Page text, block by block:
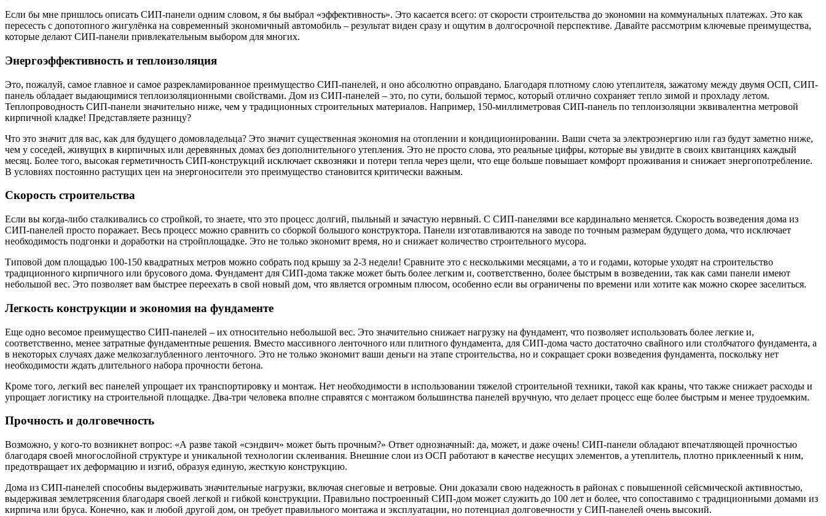
Если бы мне пришлось описать СИП-панели одним словом, я бы выбрал «эффективность». Это касается всего: от скорости строительства до экономии на коммунальных платежах. Это как
пересесть с допотопного жигулёнка на современный экономичный автомобиль – результат виден сразу и ощутим в долгосрочной перспективе. Давайте рассмотрим ключевые преимущества,
которые делают СИП-панели привлекательным выбором для многих.
Энергоэффективность и теплоизоляция
Это, пожалуй, самое главное и самое разрекламированное преимущество СИП-панелей, и оно абсолютно оправдано. Благодаря плотному слою утеплителя, зажатому между двумя ОСП, СИП-
панель обладает выдающимися теплоизоляционными свойствами. Дом из СИП-панелей – это, по сути, большой термос, который отлично сохраняет тепло зимой и прохладу летом.
Теплопроводность СИП-панели значительно ниже, чем у традиционных строительных материалов. Например, 150-миллиметровая СИП-панель по теплоизоляции эквивалентна метровой
кирпичной кладке! Представляете разницу?
Что это значит для вас, как для будущего домовладельца? Это значит существенная экономия на отоплении и кондиционировании. Ваши счета за электроэнергию или газ будут заметно ниже,
чем у соседей, живущих в кирпичных или деревянных домах без дополнительного утепления. Это не просто слова, это реальные цифры, которые вы увидите в своих квитанциях каждый
месяц. Более того, высокая герметичность СИП-конструкций исключает сквозняки и потери тепла через щели, что еще больше повышает комфорт проживания и снижает энергопотребление.
В условиях постоянно растущих цен на энергоносители это преимущество становится критически важным.
Скорость строительства
Если вы когда-либо сталкивались со стройкой, то знаете, что это процесс долгий, пыльный и зачастую нервный. С СИП-панелями все кардинально меняется. Скорость возведения дома из
СИП-панелей просто поражает. Весь процесс можно сравнить со сборкой большого конструктора. Панели изготавливаются на заводе по точным размерам будущего дома, что исключает
необходимость подгонки и доработки на стройплощадке. Это не только экономит время, но и снижает количество строительного мусора.
Типовой дом площадью 100-150 квадратных метров можно собрать под крышу за 2-3 недели! Сравните это с несколькими месяцами, а то и годами, которые уходят на строительство
традиционного кирпичного или брусового дома. Фундамент для СИП-дома также может быть более легким и, соответственно, более быстрым в возведении, так как сами панели имеют
небольшой вес. Это позволяет вам быстрее переехать в свой новый дом, что является огромным плюсом, особенно если вы ограничены по времени или хотите как можно скорее заселиться.
Легкость конструкции и экономия на фундаменте
Еще одно весомое преимущество СИП-панелей – их относительно небольшой вес. Это значительно снижает нагрузку на фундамент, что позволяет использовать более легкие и,
соответственно, менее затратные фундаментные решения. Вместо массивного ленточного или плитного фундамента, для СИП-дома часто достаточно свайного или столбчатого фундамента, а
в некоторых случаях даже мелкозаглубленного ленточного. Это не только экономит ваши деньги на этапе строительства, но и сокращает сроки возведения фундамента, поскольку нет
необходимости ждать длительного набора прочности бетона.
Кроме того, легкий вес панелей упрощает их транспортировку и монтаж. Нет необходимости в использовании тяжелой строительной техники, такой как краны, что также снижает расходы и
упрощает логистику на строительной площадке. Два-три человека вполне справятся с монтажом большинства панелей вручную, что делает процесс еще более быстрым и менее трудоемким.
Прочность и долговечность
Возможно, у кого-то возникнет вопрос: «А разве такой «сэндвич» может быть прочным?» Ответ однозначный: да, может, и даже очень! СИП-панели обладают впечатляющей прочностью
благодаря своей многослойной структуре и уникальной технологии склеивания. Внешние слои из ОСП работают в качестве несущих элементов, а утеплитель, плотно приклеенный к ним,
предотвращает их деформацию и изгиб, образуя единую, жесткую конструкцию.
Дома из СИП-панелей способны выдерживать значительные нагрузки, включая снеговые и ветровые. Они доказали свою надежность в районах с повышенной сейсмической активностью,
выдерживая землетрясения благодаря своей легкой и гибкой конструкции. Правильно построенный СИП-дом может служить до 100 лет и более, что сопоставимо с традиционными домами из
кирпича или бруса. Конечно, как и любой другой дом, он требует правильного монтажа и эксплуатации, но потенциал долговечности у СИП-панелей очень высокий.